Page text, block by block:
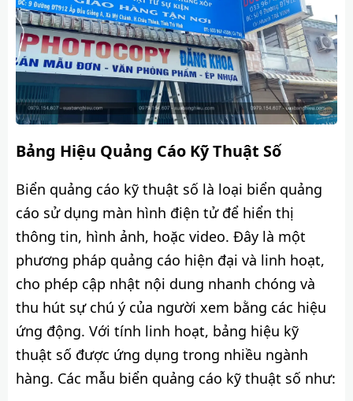
Bảng Hiệu Quảng Cáo Kỹ Thuật Số
Biển quảng cáo kỹ thuật số là loại biển quảng
cáo sử dụng màn hình điện tử để hiển thị
thông tin, hình ảnh, hoặc video. Đây là một
phương pháp quảng cáo hiện đại và linh hoạt,
cho phép cập nhật nội dung nhanh chóng và
thu hút sự chú ý của người xem bằng các hiệu
ứng động. Với tính linh hoạt, bảng hiệu kỹ
thuật số được ứng dụng trong nhiều ngành
hàng. Các mẫu biển quảng cáo kỹ thuật số như: